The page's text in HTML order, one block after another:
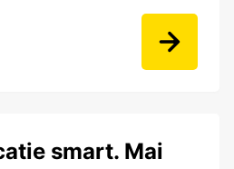
smart. Mai